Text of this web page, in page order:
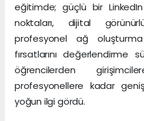
eğitimde; güçlü bir
noktaları, dijital
profesyonel ağ
fırsatlarını değerlendirme
öğrencilerden
profesyonellere kadar
yoğun ilgi gördü.